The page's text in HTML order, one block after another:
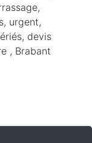
urgent,
devis
, Brabant